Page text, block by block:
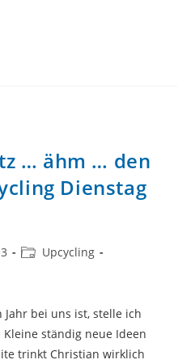
… ähm … den
Dienstag
Beitrags-
Upcycling
bei uns ist, stelle ich
ständig neue Ideen
trinkt Christian wirklich